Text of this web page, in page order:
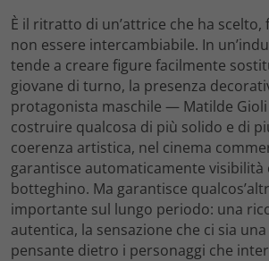
È il ritratto di un’attrice che ha scelto,
non essere intercambiabile. In
tende a creare figure facilmente
giovane di turno, la presenza
protagonista maschile — Matilde
costruire qualcosa di più solido e di
coerenza artistica, nel cinema
garantisce automaticamente visibilità
botteghino. Ma garantisce
importante sul lungo periodo: una
autentica, la sensazione che ci sia
pensante dietro i personaggi che